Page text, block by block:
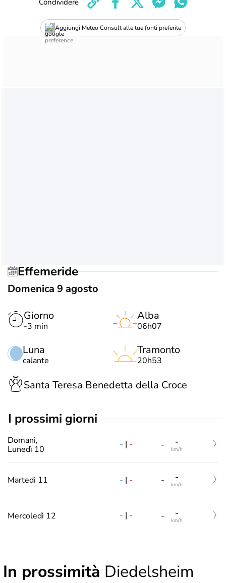
Aggiungi Meteo Consult alle tue fonti preferite
Condividere
Effemeride
Domenica 9 agosto
Giorno
-3 min
Luna
calante
Alba
06h07
Tramonto
20h53
Santa Teresa Benedetta della Croce
i prossimi giorni
Domani,
Lunedì 10
- | - - -
km/h
Martedì 11 - | - - -
km/h
Mercoledì 12 - | - - -
km/h
In prossimità Diedelsheim